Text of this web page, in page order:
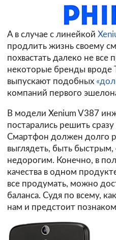
А в случае с линейкой
продлить жизнь своему
похвастать далеко не все
некоторые бренды вроде
выпускают подобных
компаний первого
В модели Xenium V387
постарались решить
Смартфон должен долго
выглядеть, быть
недорогим. Конечно, в
качества в одном
все продумать, можно
баланса. Судя по всему,
нам и предстоит